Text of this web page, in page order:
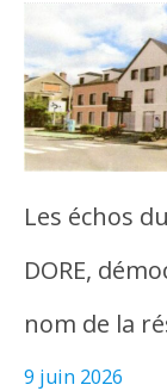
Les échos
DORE,
nom de la
9 juin 2026